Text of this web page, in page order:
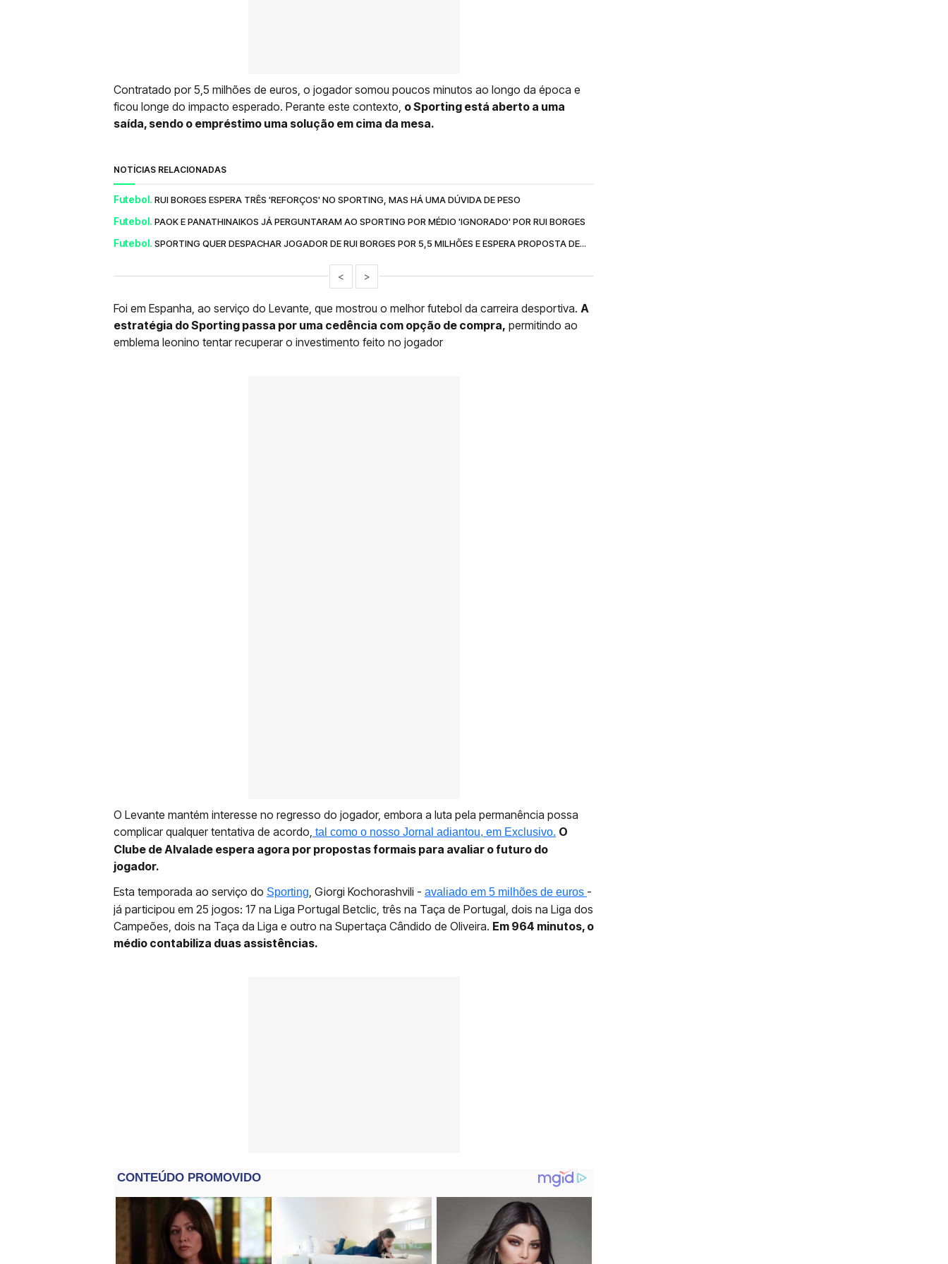
Contratado por 5,5 milhões de euros, o jogador somou poucos minutos ao longo da época e
ficou longe do impacto esperado. Perante este contexto, o Sporting está aberto a uma
saída, sendo o empréstimo uma solução em cima da mesa.
NOTÍCIAS RELACIONADAS
Futebol. RUI BORGES ESPERA TRÊS 'REFORÇOS' NO SPORTING, MAS HÁ UMA DÚVIDA DE PESO
Futebol. PAOK E PANATHINAIKOS JÁ PERGUNTARAM AO SPORTING POR MÉDIO 'IGNORADO' POR RUI BORGES
Futebol. SPORTING QUER DESPACHAR JOGADOR DE RUI BORGES POR 5,5 MILHÕES E ESPERA PROPOSTA DE...
< >
Foi em Espanha, ao serviço do Levante, que mostrou o melhor futebol da carreira desportiva. A
estratégia do Sporting passa por uma cedência com opção de compra, permitindo ao
emblema leonino tentar recuperar o investimento feito no jogador
O Levante mantém interesse no regresso do jogador, embora a luta pela permanência possa
complicar qualquer tentativa de acordo, tal como o nosso Jornal adiantou, em Exclusivo. O
Clube de Alvalade espera agora por propostas formais para avaliar o futuro do
jogador.
Esta temporada ao serviço do Sporting , Giorgi Kochorashvili - avaliado em 5 milhões de euros -
já participou em 25 jogos: 17 na Liga Portugal Betclic, três na Taça de Portugal, dois na Liga dos
Campeões, dois na Taça da Liga e outro na Supertaça Cândido de Oliveira. Em 964 minutos, o
médio contabiliza duas assistências.